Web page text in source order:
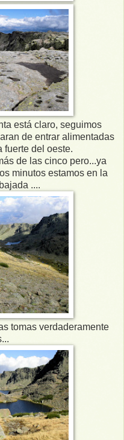
está claro, seguimos
de entrar alimentadas
fuerte del oeste.
de las cinco pero...ya
minutos estamos en la
....
tomas verdaderamente